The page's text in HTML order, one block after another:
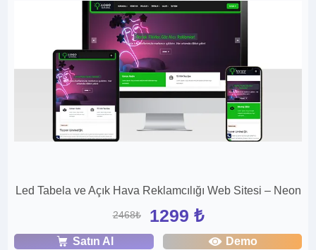
Led Tabela ve Açık Hava Reklamcılığı Web Sitesi – Neon
2468₺ 1299 ₺
Satın Al Demo